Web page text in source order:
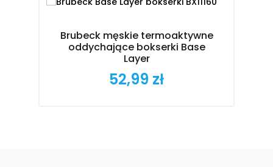
Brubeck męskie termoaktywne
oddychające bokserki Base
Layer
Cena
52,99 zł